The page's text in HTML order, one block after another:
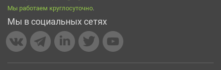
Мы работаем круглосуточно.
Мы в социальных сетях